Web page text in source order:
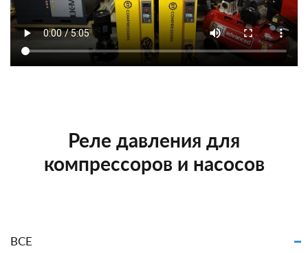
Реле давления для
компрессоров и насосов
ВСЕ